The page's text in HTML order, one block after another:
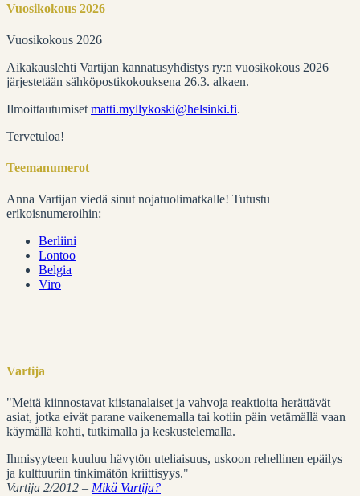
Vuosikokous 2026
Vuosikokous 2026
Aikakauslehti Vartijan kannatusyhdistys ry:n vuosikokous 2026
järjestetään sähköpostikokouksena 26.3. alkaen.
Ilmoittautumiset matti.myllykoski@helsinki.fi.
Tervetuloa!
Teemanumerot
Anna Vartijan viedä sinut nojatuolimatkalle! Tutustu
erikoisnumeroihin:
Berliini
Lontoo
Belgia
Viro
Vartija
"Meitä kiinnostavat kiistanalaiset ja vahvoja reaktioita herättävät
asiat, jotka eivät parane vaikenemalla tai kotiin päin vetämällä vaan
käymällä kohti, tutkimalla ja keskustelemalla.
Ihmisyyteen kuuluu hävytön uteliaisuus, uskoon rehellinen epäilys
ja kulttuuriin tinkimätön kriittisyys."
Vartija 2/2012 – Mikä Vartija?